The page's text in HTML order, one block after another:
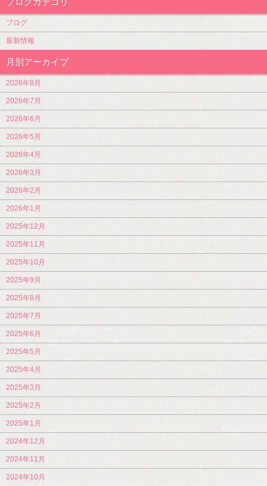
ブログ
最新情報
月別アーカイブ
2026年8月
2026年7月
2026年6月
2026年5月
2026年4月
2026年3月
2026年2月
2026年1月
2025年12月
2025年11月
2025年10月
2025年9月
2025年8月
2025年7月
2025年6月
2025年5月
2025年4月
2025年3月
2025年2月
2025年1月
2024年12月
2024年11月
2024年10月